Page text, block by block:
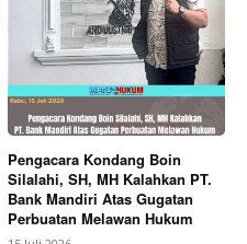
Pengacara Kondang Boin
Silalahi, SH, MH Kalahkan PT.
Bank Mandiri Atas Gugatan
Perbuatan Melawan Hukum